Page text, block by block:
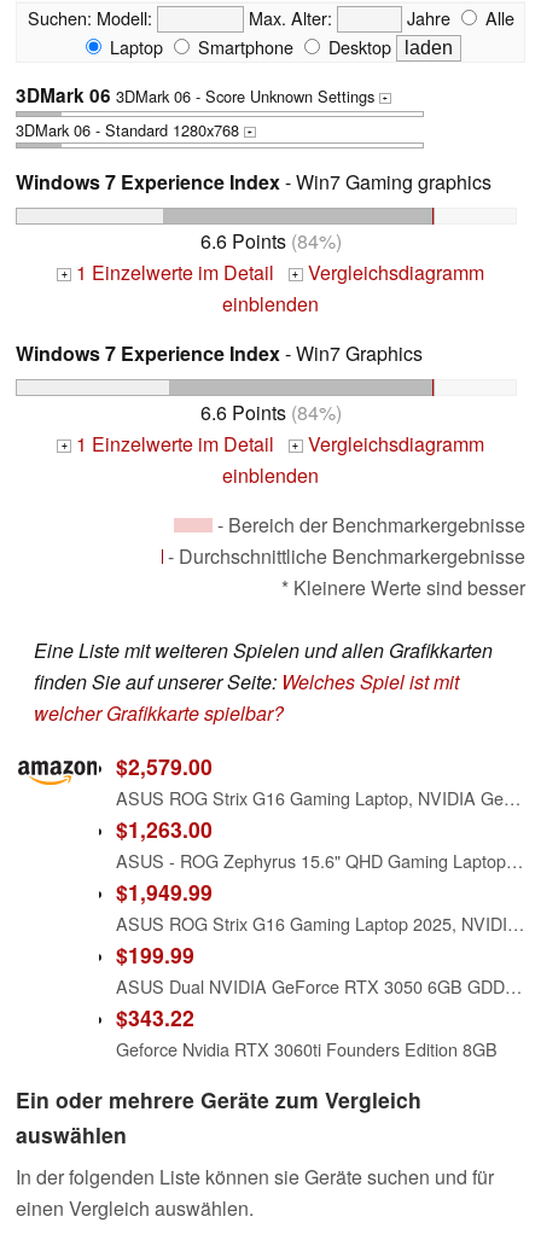
Suchen: Modell: Max. Alter: Jahre
Alle
Laptop
Smartphone Desktop
3DMark 06 3DMark 06 - Score Unknown Settings +
3DMark 06 - Standard 1280x768 +
Windows 7 Experience Index- Win7 Gaming graphics
6.6 Points(84%)
+ 1 Einzelwerte im Detail + Vergleichsdiagramm
einblenden
Windows 7 Experience Index- Win7 Graphics
6.6 Points(84%)
+ 1 Einzelwerte im Detail + Vergleichsdiagramm
einblenden
- Bereich der Benchmarkergebnisse
- Durchschnittliche Benchmarkergebnisse
* Kleinere Werte sind besser
Eine Liste mit weiteren Spielen und allen Grafikkarten
finden Sie auf unserer Seite: Welches Spiel ist mit
welcher Grafikkarte spielbar?
$2,579.00
ASUS ROG Strix G16 Gaming Laptop, NVIDIA GeForce RTX 4060, 16" QHD 240Hz Display, Intel i9-14900HX(24-Core), Backlit KB, w/Office & External DVD Drive, Win 11 Pro, Wi-Fi 6E, 64GB RAM, 1TB SSD
$1,263.00
ASUS - ROG Zephyrus 15.6" QHD Gaming Laptop - AMD Ryzen 9 - 16GB Memory - NVIDIA GeForce RTX 3070 - 1TB SSD - Eclipse Grey - Eclipse Grey
$1,949.99
ASUS ROG Strix G16 Gaming Laptop 2025, NVIDIA GeForce RTX 5060, Intel i7 14650HX(16 Core, 24 Threads), 16 Inch FHD+ 165Hz Display, Wi-Fi 7, 32 GB DDR5 RAM, 1 TB SSD, Windows 11 Pro, Accessories
$199.99
ASUS Dual NVIDIA GeForce RTX 3050 6GB GDDR6 OC Edition Gaming Graphics Card - PCIe 4.0, HDMI 2.1, DisplayPort 1.4a, 2-Slot Design, Axial-tech Fan Design, Steel Bracket, 3 Year Warranty
$343.22
Geforce Nvidia RTX 3060ti Founders Edition 8GB
Ein oder mehrere Geräte zum Vergleich
auswählen
In der folgenden Liste können sie Geräte suchen und für
einen Vergleich auswählen.